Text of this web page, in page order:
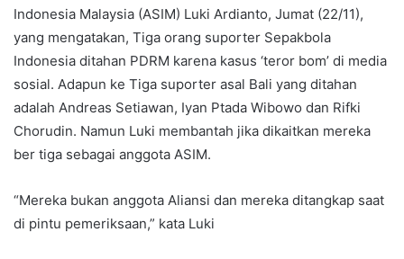
Indonesia Malaysia (ASIM) Luki Ardianto, Jumat (22/11),
yang mengatakan, Tiga orang suporter Sepakbola
Indonesia ditahan PDRM karena kasus ‘teror bom’ di media
sosial. Adapun ke Tiga suporter asal Bali yang ditahan
adalah Andreas Setiawan, Iyan Ptada Wibowo dan Rifki
Chorudin. Namun Luki membantah jika dikaitkan mereka
ber tiga sebagai anggota ASIM.
“Mereka bukan anggota Aliansi dan mereka ditangkap saat
di pintu pemeriksaan,” kata Luki